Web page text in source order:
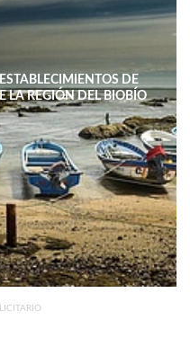
DE
LA REGIÓN DEL BIOBÍO
INTERANUAL